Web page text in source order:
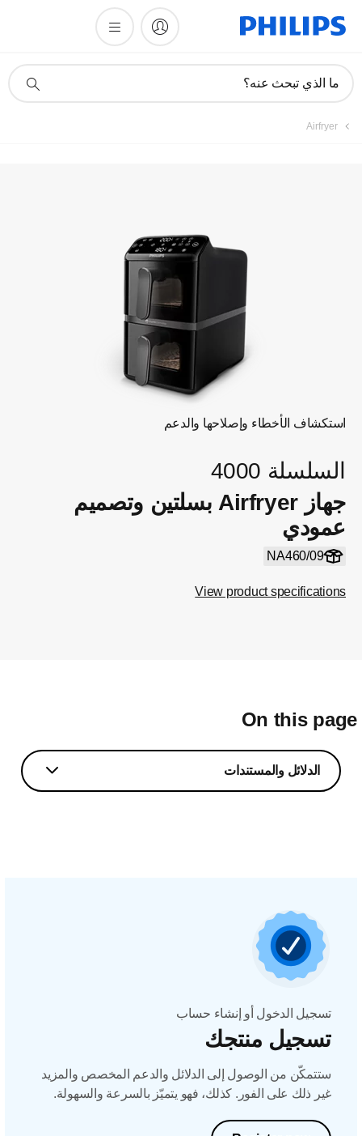
دعم
ما الذي تبحث عنه؟
Airfryer
استكشاف الأخطاء وإصلاحها والدعم
السلسلة 4000
جهاز Airfryer بسلتين وتصميم
عمودي
NA460/09
View product specifications
On this
الدلائل والمستندات
تسجيل الدخول أو إنشاء حساب
تسجيل منتجك
ستتمكّن من الوصول إلى الدلائل والدعم المخصص والمزيد
غير ذلك على الفور. كذلك، فهو يتميّز بالسرعة والسهولة.